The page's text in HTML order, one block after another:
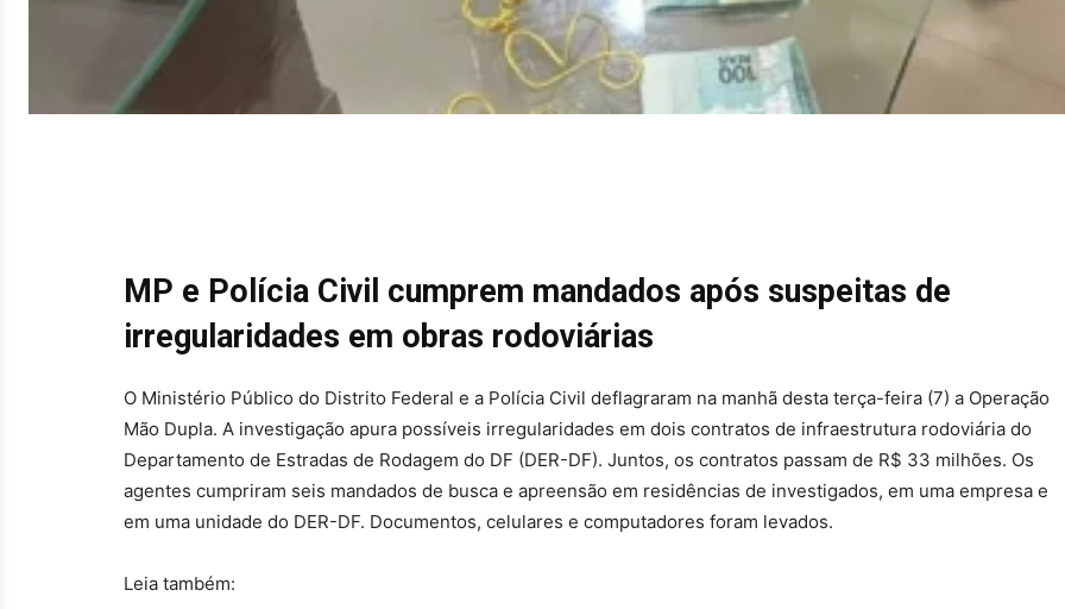
MP e Polícia Civil cumprem mandados após suspeitas de
irregularidades em obras rodoviárias
O Ministério Público do Distrito Federal e a Polícia Civil deflagraram na manhã desta terça-feira (7) a Operação
Mão Dupla. A investigação apura possíveis irregularidades em dois contratos de infraestrutura rodoviária do
Departamento de Estradas de Rodagem do DF (DER-DF). Juntos, os contratos passam de R$ 33 milhões. Os
agentes cumpriram seis mandados de busca e apreensão em residências de investigados, em uma empresa e
em uma unidade do DER-DF. Documentos, celulares e computadores foram levados.
Leia também: